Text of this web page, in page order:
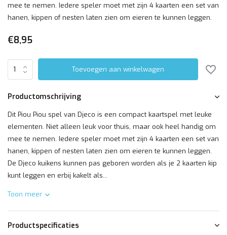
mee te nemen. Iedere speler moet met zijn 4 kaarten een set van
hanen, kippen of nesten laten zien om eieren te kunnen leggen.
€8,95
Toevoegen aan winkelwagen
Productomschrijving
Dit Piou Piou spel van Djeco is een compact kaartspel met leuke
elementen. Niet alleen leuk voor thuis, maar ook heel handig om
mee te nemen. Iedere speler moet met zijn 4 kaarten een set van
hanen, kippen of nesten laten zien om eieren te kunnen leggen.
De Djeco kuikens kunnen pas geboren worden als je 2 kaarten kip
kunt leggen en erbij kakelt als...
Toon meer
Productspecificaties